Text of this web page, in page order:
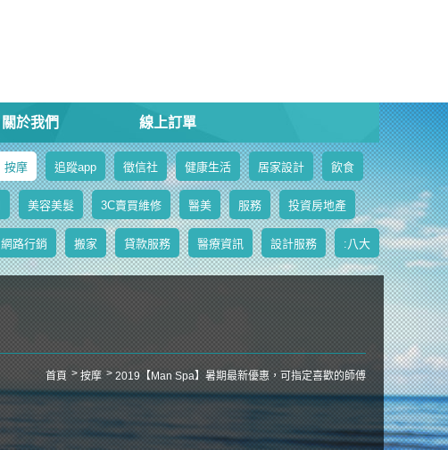
關於我們 線上訂單
按摩 追蹤app 徵信社 健康生活 居家設計 飲食
美容美髮 3C賣買維修 醫美 服務 投資房地產
網路行銷 搬家 貸款服務 醫療資訊 設計服務 :八大
首頁 按摩 2019【Man Spa】暑期最新優惠，可指定喜歡的師傅